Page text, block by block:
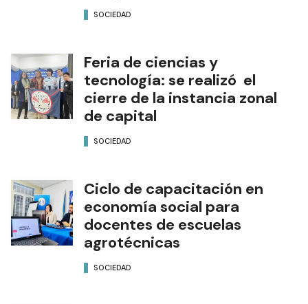
SOCIEDAD
Feria de ciencias y
tecnología: se realizó el
cierre de la instancia zonal
de capital
SOCIEDAD
Ciclo de capacitación en
economía social para
docentes de escuelas
agrotécnicas
SOCIEDAD